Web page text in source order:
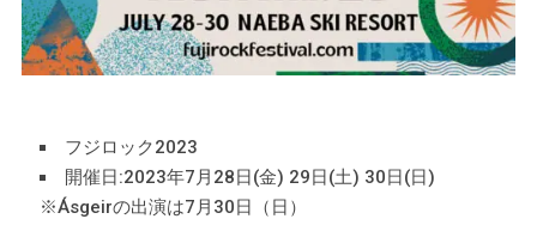
フジロック2023
開催日:2023年7月28日(金) 29日(土) 30日(日)
※Ásgeirの出演は7月30日（日）